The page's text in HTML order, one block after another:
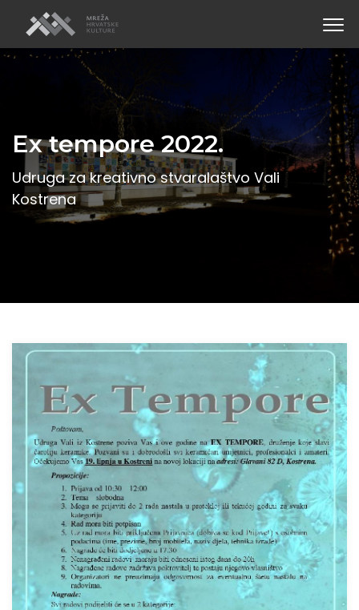
Ex tempore 2022.
Udruga za kreativno stvaralaštvo Vali
Kostrena